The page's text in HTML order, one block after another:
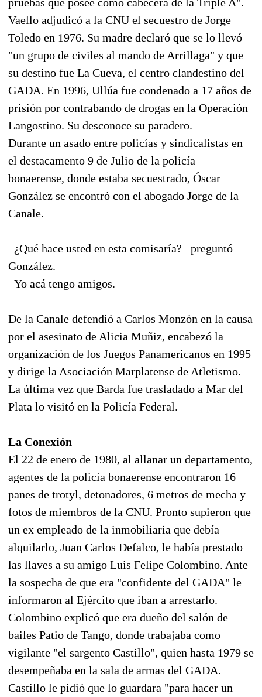
Vaello adjudicó a la CNU el secuestro de Jorge
Toledo en 1976. Su madre declaró que se lo llevó
"un grupo de civiles al mando de Arrillaga" y que
su destino fue La Cueva, el centro clandestino del
GADA. En 1996, Ullúa fue condenado a 17 años de
prisión por contrabando de drogas en la Operación
Langostino. Su desconoce su paradero.
Durante un asado entre policías y sindicalistas en
el destacamento 9 de Julio de la policía
bonaerense, donde estaba secuestrado, Óscar
González se encontró con el abogado Jorge de la
Canale.
–¿Qué hace usted en esta comisaría? –preguntó
González.
–Yo acá tengo amigos.
De la Canale defendió a Carlos Monzón en la causa
por el asesinato de Alicia Muñiz, encabezó la
organización de los Juegos Panamericanos en 1995
y dirige la Asociación Marplatense de Atletismo.
La última vez que Barda fue trasladado a Mar del
Plata lo visitó en la Policía Federal.
La Conexión
El 22 de enero de 1980, al allanar un departamento,
agentes de la policía bonaerense encontraron 16
panes de trotyl, detonadores, 6 metros de mecha y
fotos de miembros de la CNU. Pronto supieron que
un ex empleado de la inmobiliaria que debía
alquilarlo, Juan Carlos Defalco, le había prestado
las llaves a su amigo Luis Felipe Colombino. Ante
la sospecha de que era "confidente del GADA" le
informaron al Ejército que iban a arrestarlo.
Colombino explicó que era dueño del salón de
bailes Patio de Tango, donde trabajaba como
vigilante "el sargento Castillo", quien hasta 1979 se
desempeñaba en la sala de armas del GADA.
Castillo le pidió que lo guardara "para hacer un